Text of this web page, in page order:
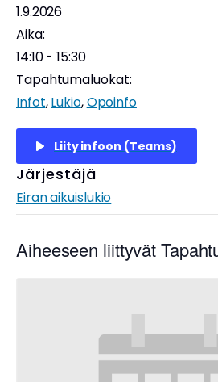
1.9.2026
Aika:
14:10 - 15:30
Tapahtumaluokat:
Infot,Lukio,Opoinfo
Liity infoon (Teams)
Järjestäjä
Eiran aikuislukio
Aiheeseen liittyvät